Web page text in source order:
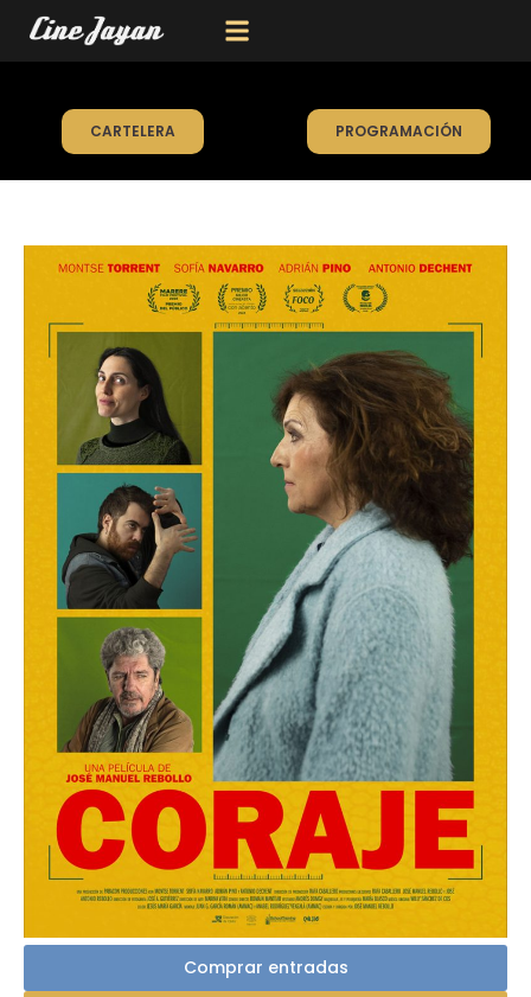
CARTELERA PROGRAMACIÓN
Comprar entradas